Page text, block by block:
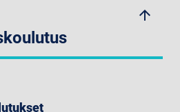
arrow_upwards